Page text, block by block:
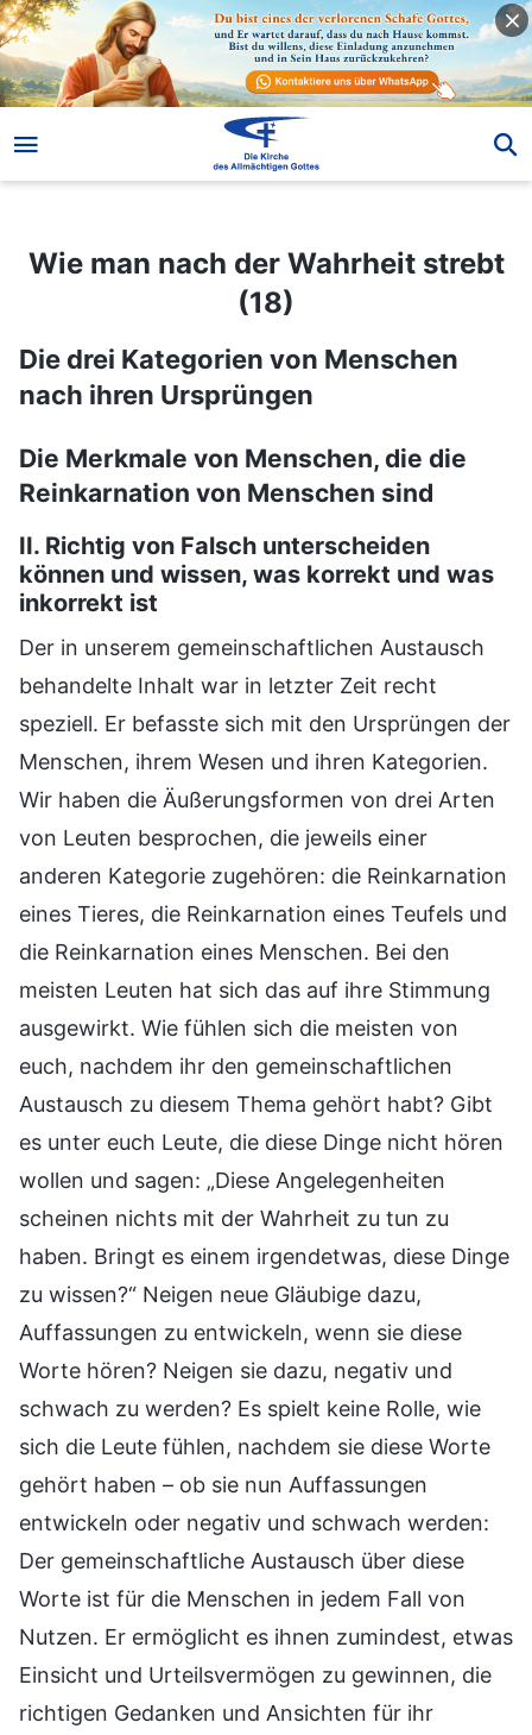
Wie man nach der Wahrheit strebt (18)
Wie man nach der Wahrheit strebt
(18)
Die drei Kategorien von Menschen
nach ihren Ursprüngen
Die Merkmale von Menschen, die die
Reinkarnation von Menschen sind
II. Richtig von Falsch unterscheiden
können und wissen, was korrekt und was
inkorrekt ist
Der in unserem gemeinschaftlichen Austausch
behandelte Inhalt war in letzter Zeit recht
speziell. Er befasste sich mit den Ursprüngen der
Menschen, ihrem Wesen und ihren Kategorien.
Wir haben die Äußerungsformen von drei Arten
von Leuten besprochen, die jeweils einer
anderen Kategorie zugehören: die Reinkarnation
eines Tieres, die Reinkarnation eines Teufels und
die Reinkarnation eines Menschen. Bei den
meisten Leuten hat sich das auf ihre Stimmung
ausgewirkt. Wie fühlen sich die meisten von
euch, nachdem ihr den gemeinschaftlichen
Austausch zu diesem Thema gehört habt? Gibt
es unter euch Leute, die diese Dinge nicht hören
wollen und sagen: „Diese Angelegenheiten
scheinen nichts mit der Wahrheit zu tun zu
haben. Bringt es einem irgendetwas, diese Dinge
zu wissen?“ Neigen neue Gläubige dazu,
Auffassungen zu entwickeln, wenn sie diese
Worte hören? Neigen sie dazu, negativ und
schwach zu werden? Es spielt keine Rolle, wie
sich die Leute fühlen, nachdem sie diese Worte
gehört haben – ob sie nun Auffassungen
entwickeln oder negativ und schwach werden:
Der gemeinschaftliche Austausch über diese
Worte ist für die Menschen in jedem Fall von
Nutzen. Er ermöglicht es ihnen zumindest, etwas
Einsicht und Urteilsvermögen zu gewinnen, die
richtigen Gedanken und Ansichten für ihr